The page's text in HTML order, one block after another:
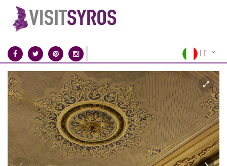
IT
EN
EL
FR
DE
ES